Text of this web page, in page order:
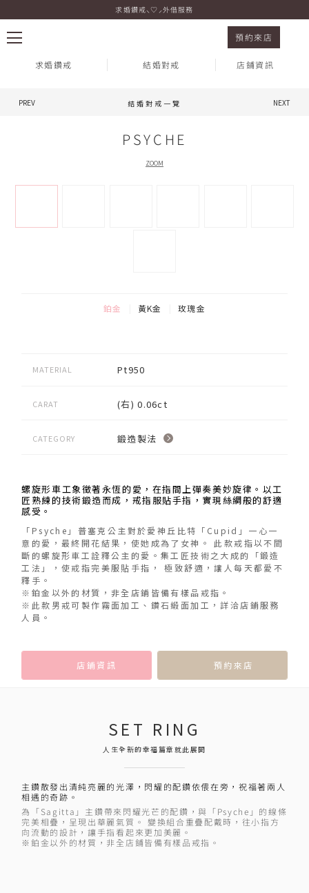
結婚對戒 PSYCHE 鉑金求婚鑽戒⸜♡⸝外借服務
預約來店
求婚鑽戒 結婚對戒 店鋪資訊
結婚對戒一覽 NEXT
PREV
鉑金 黃K金 玫瑰金
ZOOM
PSYCHE
螺旋形車工象徵著永恆的愛，在指間上彈奏美妙旋律。以工
匠熟練的技術鍛造而成，戒指服貼手指，實現絲綢般的舒適
感受。
「Psyche」普塞克公主對於愛神丘比特「Cupid」一心一
意的愛，最終開花結果，使她成為了女神。 此款戒指以不間
斷的螺旋形車工詮釋公主的愛。集工匠技術之大成的「鍛造
工法」，使戒指完美服貼手指， 極致舒適，讓人每天都愛不
釋手。
※鉑金以外的材質，非全店鋪皆備有樣品戒指。
※此款男戒可製作霧面加工、鑽石緞面加工，詳洽店鋪服務
人員。
MATERIAL Pt950
CARAT (右) 0.06ct
CATEGORY 鍛造製法
店鋪資訊 預約來店
SET RING
人生全新的幸福篇章就此展開
主鑽散發出清純亮麗的光澤，閃耀的配鑽依偎在旁，祝福著兩人
相遇的奇跡。
為「Sagitta」主鑽帶來閃耀光芒的配鑽，與「Psyche」的線條
完美相疊，呈現出華麗氣質。 變換組合重疊配戴時，往小指方
向流動的設計，讓手指看起來更加美麗。
※鉑金以外的材質，非全店鋪皆備有樣品戒指。